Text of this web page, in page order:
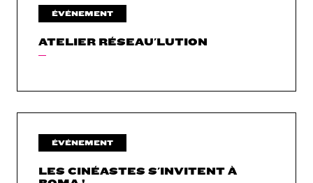
ÉVÉNEMENT
ATELIER RÉSEAU'LUTION
ÉVÉNEMENT
LES CINÉASTES S'INVITENT À